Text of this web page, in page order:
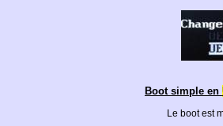
Boot simple en
Le boot est